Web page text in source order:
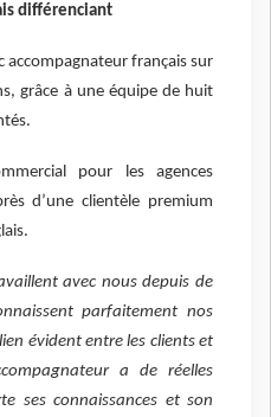
différenciant
accompagnateur français sur
grâce à une équipe de huit
pour les agences
d’une clientèle premium
avec nous depuis de
parfaitement nos
évident entre les clients et
a de réelles
ses connaissances et son